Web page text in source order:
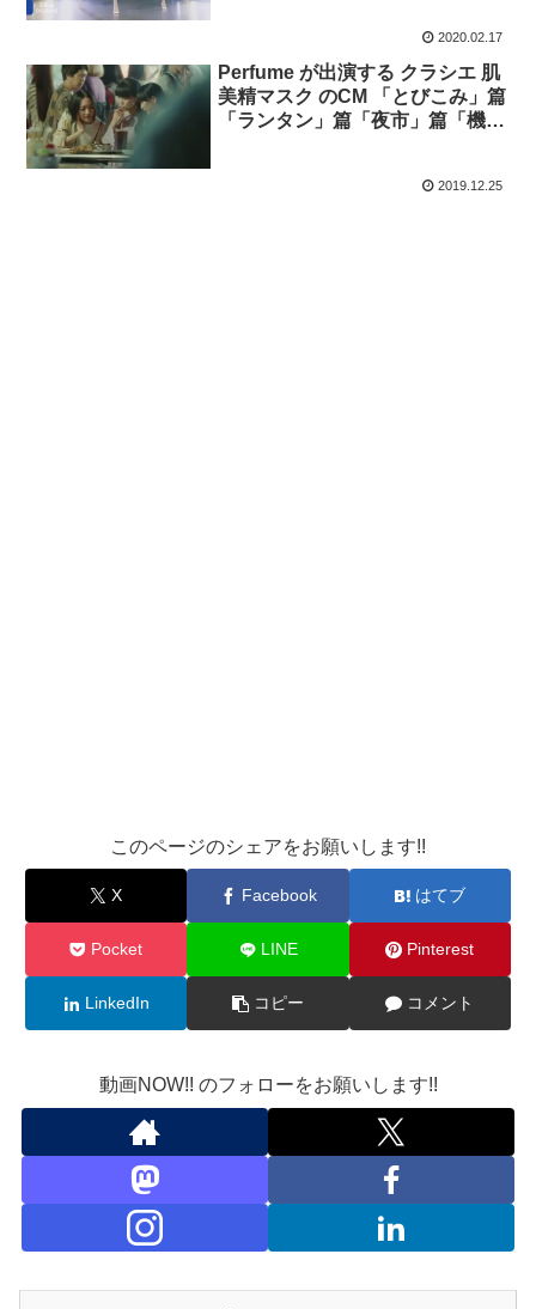
2020.02.17
Perfume が出演する クラシエ 肌
美精マスク のCM 「とびこみ」篇
「ランタン」篇「夜市」篇「機
2019.12.25
このページのシェアをお願いします!!
X Facebook はてブ
Pocket LINE Pinterest
LinkedIn コピー コメント
動画NOW!! のフォローをお願いします!!